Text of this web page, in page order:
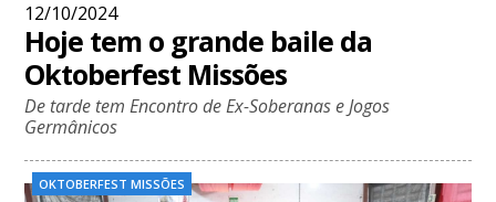
12/10/2024
Hoje tem o grande baile da
Oktoberfest Missões
De tarde tem Encontro de Ex-Soberanas e Jogos
Germânicos
OKTOBERFEST MISSÕES